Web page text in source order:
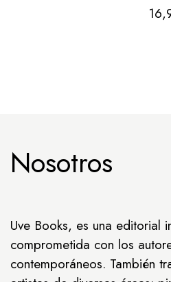
Nosotros
Uve Books, es una editorial
comprometida con los
contemporáneos. También